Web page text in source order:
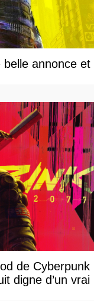
annonce et
de Cyberpunk
digne d’un vrai